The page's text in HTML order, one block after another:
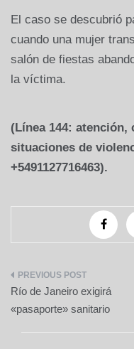
El caso se descubrió
cuando una mujer
salón de fiestas
la víctima.
(Línea 144: atención,
situaciones de
+5491127716463).
Navegación
de
entradas
Río de Janeiro exigirá
«pasaporte» sanitario